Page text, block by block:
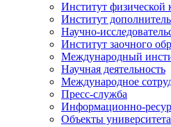
Институт физической
Институт
Научно-
Институт заочного
Международный
Научная деятельность
Международное
Пресс-служба
Информационно-
Объекты университета